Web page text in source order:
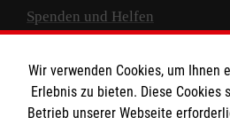
Spenden und Helfen
Empfänger: Malteser
IBAN: DE10 3706 0120 1201
Wir verwenden Cookies, um Ihnen
Erlebnis zu bieten. Diese Cookies
Betrieb unserer Webseite